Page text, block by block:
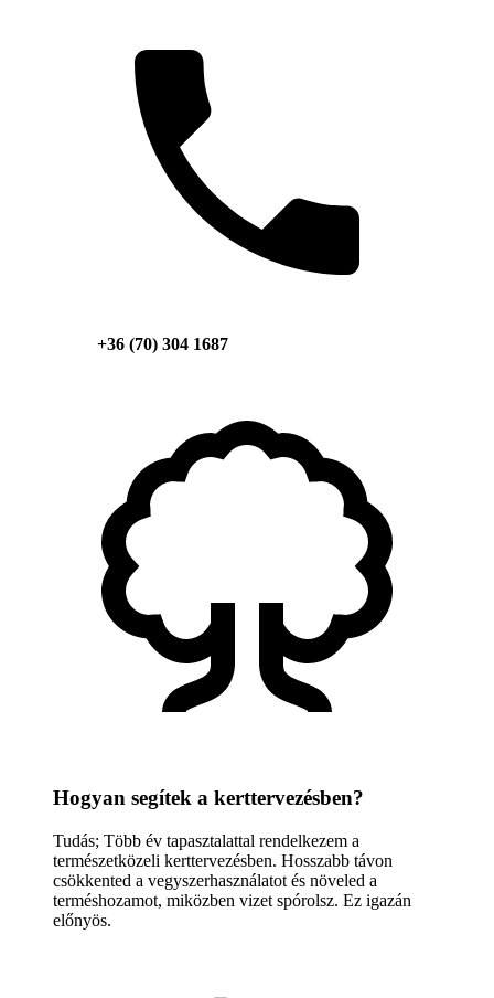
+36 (70) 304 1687
Hogyan segítek a kerttervezésben?
Tudás; Több év tapasztalattal rendelkezem a
természetközeli kerttervezésben. Hosszabb távon
csökkented a vegyszerhasználatot és növeled a
terméshozamot, miközben vizet spórolsz. Ez igazán
előnyös.